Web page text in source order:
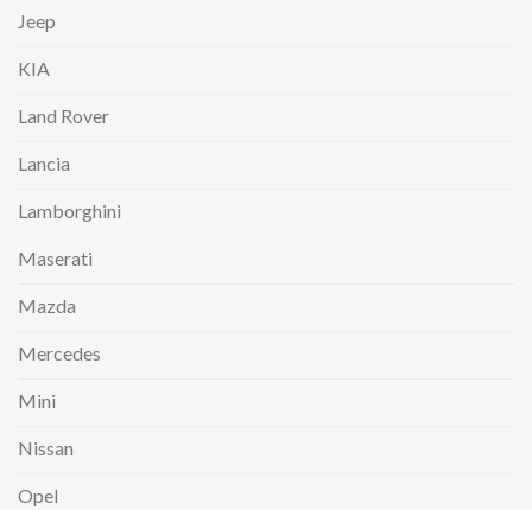
Jeep
KIA
Land Rover
Lancia
Lamborghini
Maserati
Mazda
Mercedes
Mini
Nissan
Opel